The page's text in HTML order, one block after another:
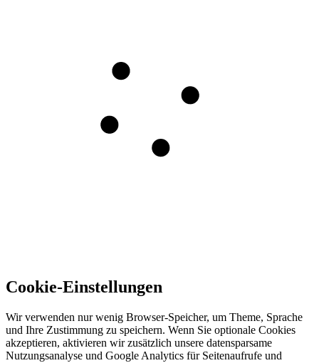
Cookie-Einstellungen
Wir verwenden nur wenig Browser-Speicher, um Theme, Sprache
und Ihre Zustimmung zu speichern. Wenn Sie optionale Cookies
akzeptieren, aktivieren wir zusätzlich unsere datensparsame
Nutzungsanalyse und Google Analytics für Seitenaufrufe und